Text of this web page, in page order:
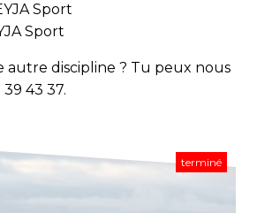
Sport
Sport
autre discipline ? Tu peux nous
43 37.
terminé